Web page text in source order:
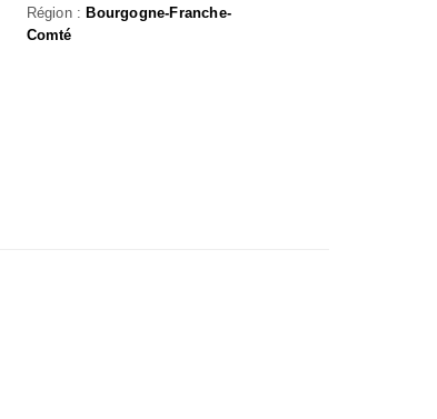
Région : Bourgogne-Franche-
Comté